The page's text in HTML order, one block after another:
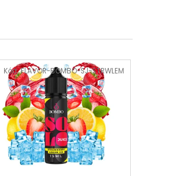
Kód:FLAVOR-BOMBO-SJ-STRWLEM